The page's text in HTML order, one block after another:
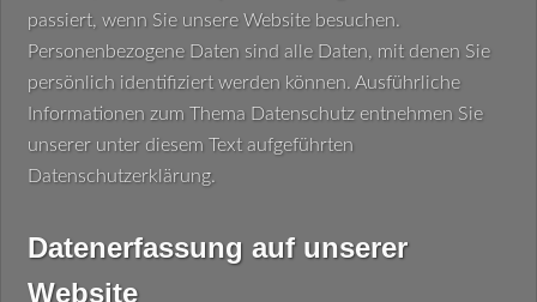
passiert, wenn Sie unsere Website besuchen.
Personenbezogene Daten sind alle Daten, mit denen Sie
persönlich identifiziert werden können. Ausführliche
Informationen zum Thema Datenschutz entnehmen Sie
unserer unter diesem Text aufgeführten
Datenschutzerklärung.
Datenerfassung auf unserer
Website